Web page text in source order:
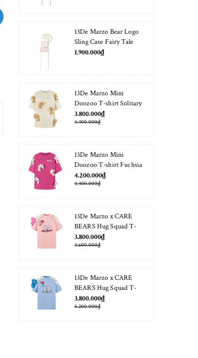
13De Marzo Bear Logo
Sling Case Fairy Tale
1.900.000₫
13De Marzo Mini
Doozoo T-shirt Solitary
Star
3.800.000₫
4.400.000₫
13De Marzo Mini
Doozoo T-shirt Fuchsia
Fedora
4.200.000₫
4.400.000₫
13De Marzo x CARE
BEARS Hug Squad T-
shirt Almond Blossom
3.800.000₫
4.600.000₫
13De Marzo x CARE
BEARS Hug Squad T-
shirt Placid Blue
3.800.000₫
5.200.000₫